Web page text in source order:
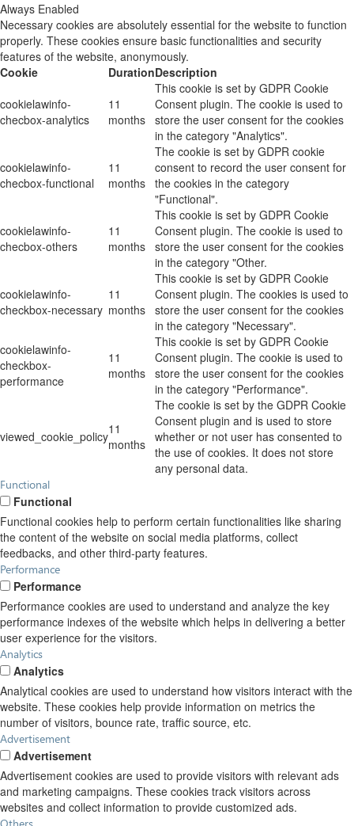
Always Enabled
Necessary cookies are absolutely essential for the website to function
properly. These cookies ensure basic functionalities and security
features of the website, anonymously.
Cookie
DurationDescription
cookielawinfo-
checbox-analytics
11
months
This cookie is set by GDPR Cookie
Consent plugin. The cookie is used to
store the user consent for the cookies
in the category "Analytics".
cookielawinfo-
checbox-functional
11
months
The cookie is set by GDPR cookie
consent to record the user consent for
the cookies in the category
"Functional".
cookielawinfo-
checbox-others
11
months
This cookie is set by GDPR Cookie
Consent plugin. The cookie is used to
store the user consent for the cookies
in the category "Other.
cookielawinfo-
checkbox-necessary
11
months
This cookie is set by GDPR Cookie
Consent plugin. The cookies is used to
store the user consent for the cookies
in the category "Necessary".
cookielawinfo-
checkbox-
performance
11
months
This cookie is set by GDPR Cookie
Consent plugin. The cookie is used to
store the user consent for the cookies
in the category "Performance".
viewed_cookie_policy11
months
The cookie is set by the GDPR Cookie
Consent plugin and is used to store
whether or not user has consented to
the use of cookies. It does not store
any personal data.
Functional
Functional
Functional cookies help to perform certain functionalities like sharing
the content of the website on social media platforms, collect
feedbacks, and other third-party features.
Performance
Performance
Performance cookies are used to understand and analyze the key
performance indexes of the website which helps in delivering a better
user experience for the visitors.
Analytics
Analytics
Analytical cookies are used to understand how visitors interact with the
website. These cookies help provide information on metrics the
number of visitors, bounce rate, traffic source, etc.
Advertisement
Advertisement
Advertisement cookies are used to provide visitors with relevant ads
and marketing campaigns. These cookies track visitors across
websites and collect information to provide customized ads.